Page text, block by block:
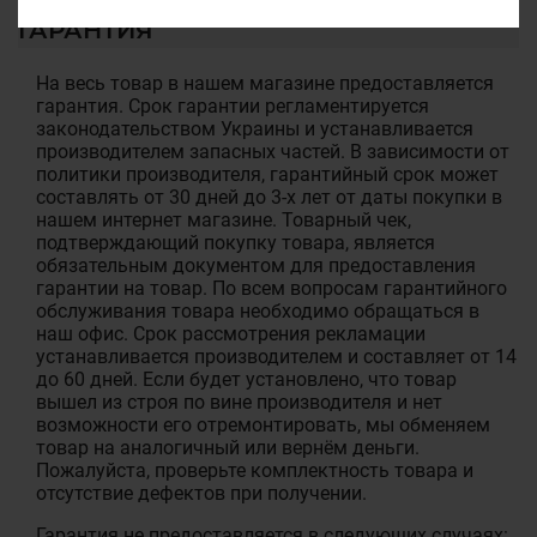
ГАРАНТИЯ
На весь товар в нашем магазине предоставляется
гарантия. Срок гарантии регламентируется
законодательством Украины и устанавливается
производителем запасных частей. В зависимости от
политики производителя, гарантийный срок может
составлять от 30 дней до 3-х лет от даты покупки в
нашем интернет магазине. Товарный чек,
подтверждающий покупку товара, является
обязательным документом для предоставления
гарантии на товар. По всем вопросам гарантийного
обслуживания товара необходимо обращаться в
наш офис. Срок рассмотрения рекламации
устанавливается производителем и составляет от 14
до 60 дней. Если будет установлено, что товар
вышел из строя по вине производителя и нет
возможности его отремонтировать, мы обменяем
товар на аналогичный или вернём деньги.
Пожалуйста, проверьте комплектность товара и
отсутствие дефектов при получении.